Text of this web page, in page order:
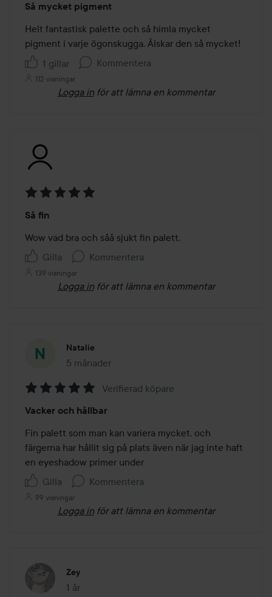
5
av
5
Så mycket pigment
Helt fantastisk palette och så himla mycket
pigment i varje ögonskugga. Älskar den så mycket!
1 gillar
Kommentera
112 visningar
Logga in för att lämna en kommentar
5
av
5
Så fin
Wow vad bra och såå sjukt fin palett.
Gilla
Kommentera
139 visningar
Logga in för att lämna en kommentar
Natalie
5 månader
Inlägget skapades 5 månader
5
av
5
Verifierad köpare
Vacker och hållbar
Fin palett som man kan variera mycket, och
färgerna har hållit sig på plats även när jag inte haft
en eyeshadow primer under
Gilla
Kommentera
99 visningar
Logga in för att lämna en kommentar
Zey
1 år
Inlägget skapades 1 år